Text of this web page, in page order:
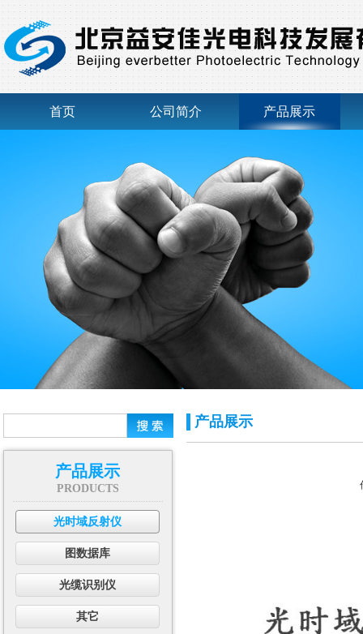
首页 公司简介 产品展示
产品展示
PRODUCTS
光时域反射仪
图数据库
光缆识别仪
其它
产品展示